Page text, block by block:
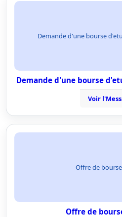
Demande d'une bourse
Demande d'une bourse
Voir
Offre de
Offre de